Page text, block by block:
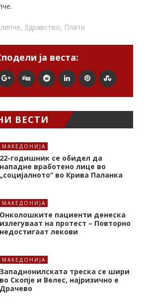
, Здравство, Плати
ја веста:
ВЕСТИ
МАКЕДОНИЈА
22-годишник се обидел да
нападне вработено лице во
„социјалното“ во Крива Паланка
МАКЕДОНИЈА
Онколошките пациенти денеска
излегуваат на протест – Повторно
недостигаат лекови
МАКЕДОНИЈА
Западнонилската треска се шири
во Скопје и Велес, најризично е
Драчево